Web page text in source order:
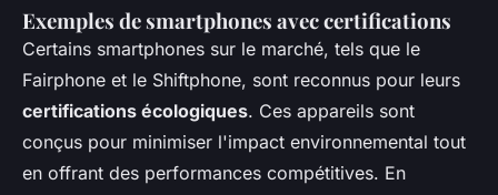
Exemples de smartphones avec certifications
Certains smartphones sur le marché, tels que le
Fairphone et le Shiftphone, sont reconnus pour leurs
certifications écologiques. Ces appareils sont
conçus pour minimiser l'impact environnemental tout
en offrant des performances compétitives. En